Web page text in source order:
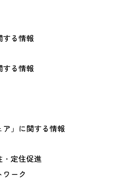
する情報
する情報
ア」に関する情報
・定住促進
ーク